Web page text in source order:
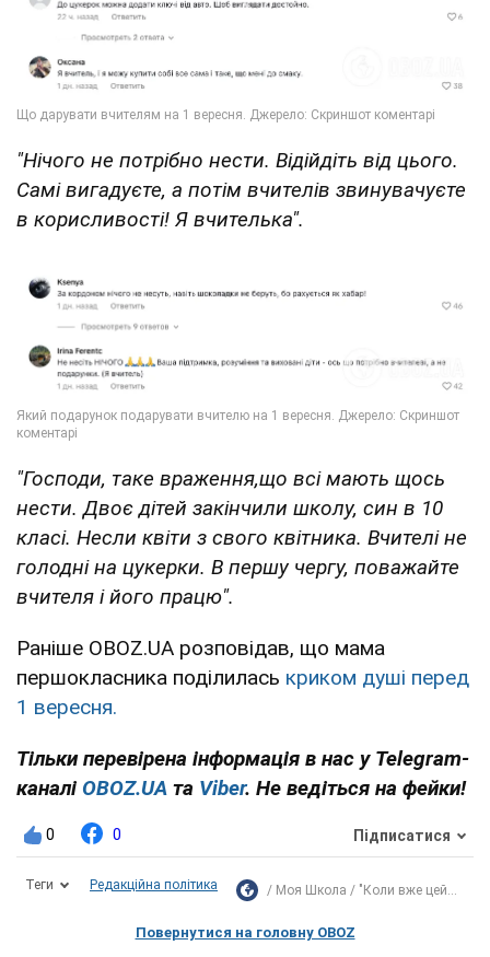
"Нічого не потрібно нести. Відійдіть від цього.
Самі вигадуєте, а потім вчителів звинувачуєте
в корисливості! Я вчителька".
"Господи, таке враження,що всі мають щось
нести. Двоє дітей закінчили школу, син в 10
класі. Несли квіти з свого квітника. Вчителі не
голодні на цукерки. В першу чергу, поважайте
вчителя і його працю".
Раніше OBOZ.UA розповідав, що мама
першокласника поділилась криком душі перед
1 вересня.
Тільки перевірена інформація в нас у Telegram-
каналі OBOZ.UA та Viber. Не ведіться на фейки!
0 0 Підписатися
Теги Редакційна політика Моя Школа "Коли вже цей...
Повернутися на головну OBOZ